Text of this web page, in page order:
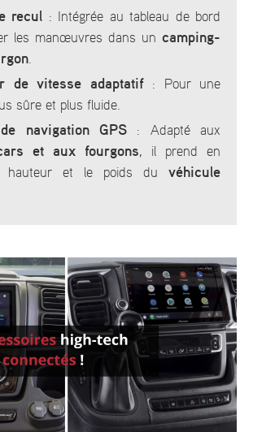
recul : Intégrée au tableau de bord
les manœuvres dans un camping-
de vitesse adaptatif: Pour une
sûre et plus fluide.
navigation GPS : Adapté aux
et aux fourgons, il prend en
hauteur et le poids du véhicule